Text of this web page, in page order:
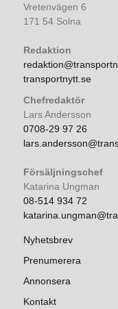
Vretenvägen 6
171 54 Solna
Redaktion
transportnytt.se
Chefredaktör
Lars Andersson
0708-29 97 26
Försäljningschef
Katarina Ungman
08-514 934 72
Nyhetsbrev
Prenumerera
Annonsera
Kontakt